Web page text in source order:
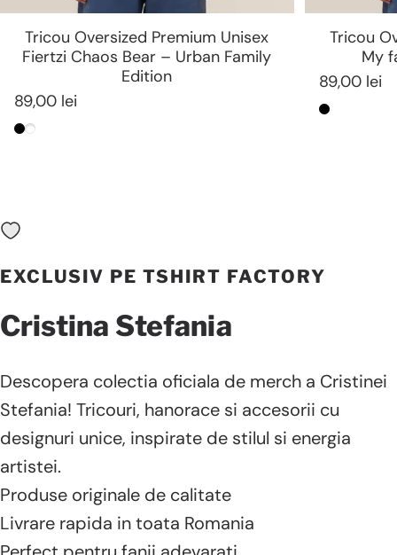
Tricou Oversized Premium Unisex
Fiertzi Chaos Bear – Urban Family
Edition
89,00 lei
Negru
Alb
Tricou
My
89,00 lei
Negru
EXCLUSIV PE TSHIRT FACTORY
Cristina Stefania
Descopera colectia oficiala de merch a Cristinei
Stefania! Tricouri, hanorace si accesorii cu
designuri unice, inspirate de stilul si energia
artistei.
Produse originale de calitate
Livrare rapida in toata Romania